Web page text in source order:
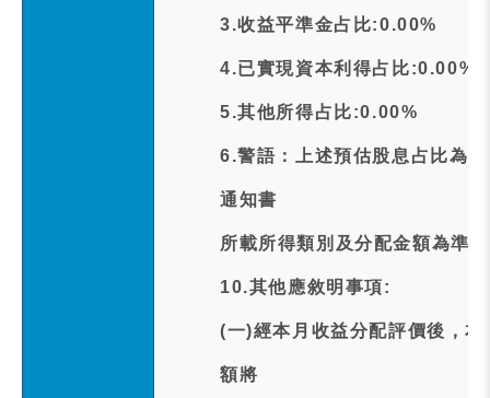
3.收益平準金占比:0.00%
4.已實現資本利得占比:0.00%
5.其他所得占比:0.00%
6.警語：上述預估股息占比為
通知書
所載所得類別及分配金額為準。
10.其他應敘明事項:
(一)經本月收益分配評價後，
額將